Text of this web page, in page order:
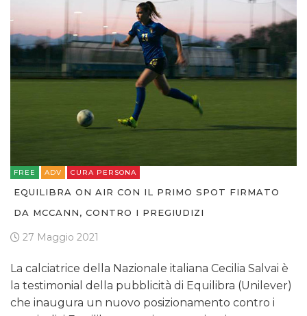
FREE ADV CURA PERSONA
EQUILIBRA ON AIR CON IL PRIMO SPOT FIRMATO
DA MCCANN, CONTRO I PREGIUDIZI
27 Maggio 2021
La calciatrice della Nazionale italiana Cecilia Salvai è
la testimonial della pubblicità di Equilibra (Unilever)
che inaugura un nuovo posizionamento contro i